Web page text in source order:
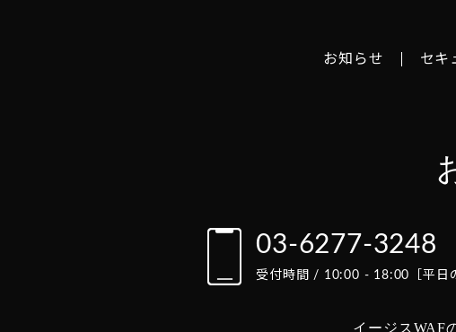
お知らせ セキ
03-6277-3248
受付時間 / 10:00 - 18:00［平日
イージスWAF